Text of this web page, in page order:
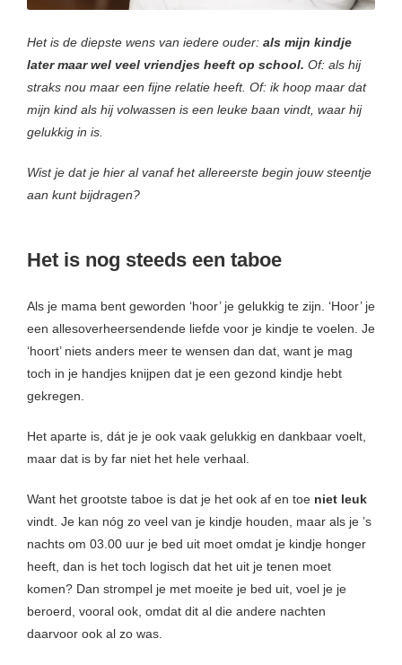
Het is de diepste wens van iedere ouder: als mijn kindje
later maar wel veel vriendjes heeft op school. Of: als hij
straks nou maar een fijne relatie heeft. Of: ik hoop maar dat
mijn kind als hij volwassen is een leuke baan vindt, waar hij
gelukkig in is.
Wist je dat je hier al vanaf het allereerste begin jouw steentje
aan kunt bijdragen?
Het is nog steeds een taboe
Als je mama bent geworden ‘hoor’ je gelukkig te zijn. ‘Hoor’ je
een allesoverheersendende liefde voor je kindje te voelen. Je
‘hoort’ niets anders meer te wensen dan dat, want je mag
toch in je handjes knijpen dat je een gezond kindje hebt
gekregen.
Het aparte is, dát je je ook vaak gelukkig en dankbaar voelt,
maar dat is by far niet het hele verhaal.
Want het grootste taboe is dat je het ook af en toe niet leuk
vindt. Je kan nóg zo veel van je kindje houden, maar als je ’s
nachts om 03.00 uur je bed uit moet omdat je kindje honger
heeft, dan is het toch logisch dat het uit je tenen moet
komen? Dan strompel je met moeite je bed uit, voel je je
beroerd, vooral ook, omdat dit al die andere nachten
daarvoor ook al zo was.